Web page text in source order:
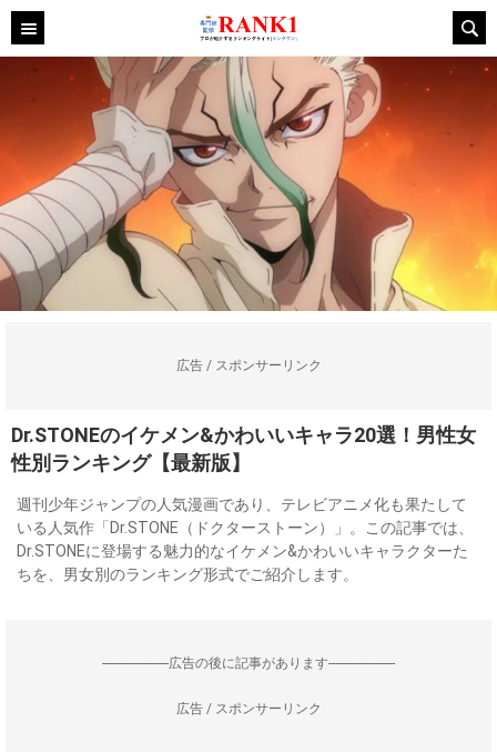
広告 / スポンサーリンク
Dr.STONEのイケメン&かわいいキャラ20選！男性女
性別ランキング【最新版】
週刊少年ジャンプの人気漫画であり、テレビアニメ化も果たして
いる人気作「Dr.STONE（ドクターストーン）」。この記事では、
Dr.STONEに登場する魅力的なイケメン&かわいいキャラクターた
ちを、男女別のランキング形式でご紹介します。
--------------------広告の後に記事があります--------------------
広告 / スポンサーリンク